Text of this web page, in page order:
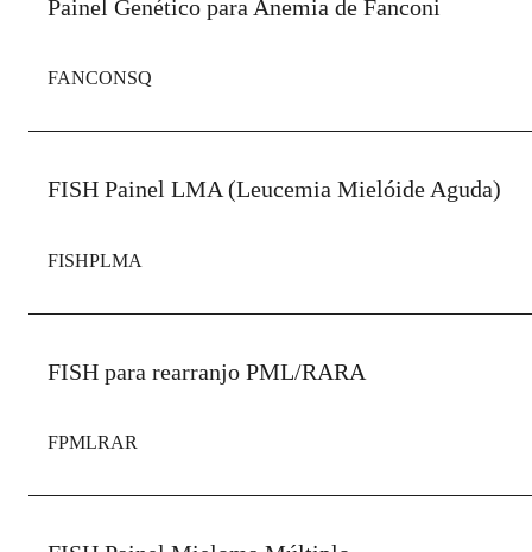
Painel Genético para Anemia de Fanconi
FANCONSQ
FISH Painel LMA (Leucemia Mielóide Aguda)
FISHPLMA
FISH para rearranjo PML/RARA
FPMLRAR